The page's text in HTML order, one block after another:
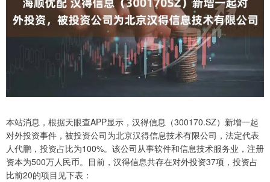
本站消息，根据天眼查APP显示，汉得信息（300170.SZ）新增一起
对外投资事件，被投资公司为北京汉得信息技术有限公司，法定代表
人代鹏，投资占比为100%。该公司从事软件和信息技术服务业，注册
资本为500万人民币。目前，汉得信息共存在对外投资37项，投资占
比前20的项目见下表：